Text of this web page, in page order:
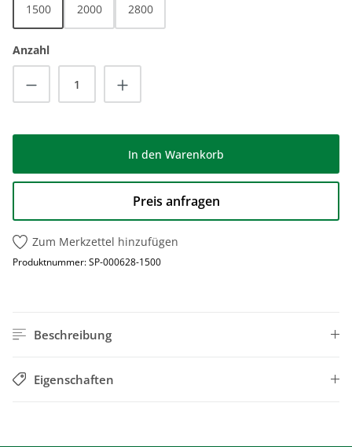
1500 2000 2800
Anzahl
Produkt Anzahl: Gib den gewünschten
In den Warenkorb
Preis anfragen
Zum Merkzettel hinzufügen
Produktnummer:SP-000628-1500
Beschreibung
Eigenschaften